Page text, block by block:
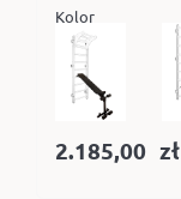
Kolor
2.185,00 zł